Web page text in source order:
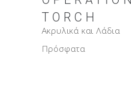
TORCH
Ακρυλικά και Λάδια
Πρόσφατα